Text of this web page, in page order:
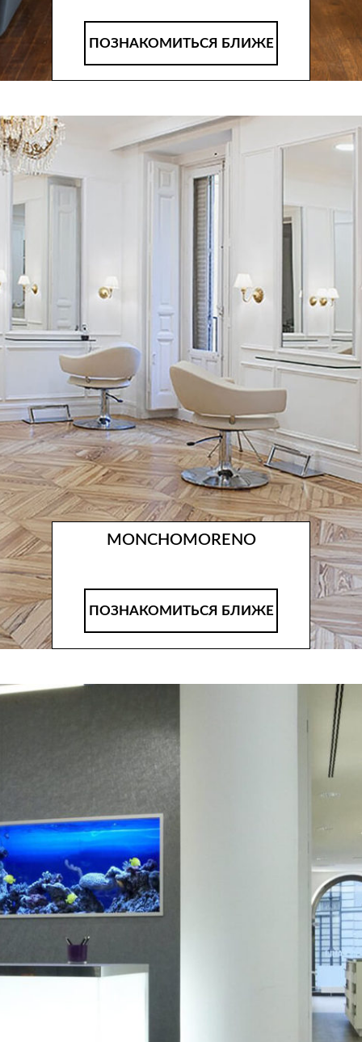
ПОЗНАКОМИТЬСЯ БЛИЖЕ
MONCHOMORENO
ПОЗНАКОМИТЬСЯ БЛИЖЕ